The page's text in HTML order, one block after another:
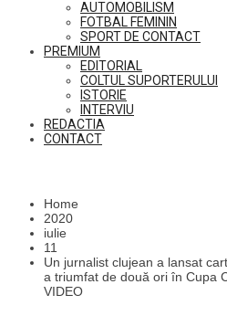
AUTOMOBILISM
FOTBAL FEMININ
SPORT DE CONTACT
PREMIUM
EDITORIAL
COLTUL SUPORTERULUI
ISTORIE
INTERVIU
REDACTIA
CONTACT
Home
2020
iulie
11
Un jurnalist clujean a lansat
a triumfat de două ori în Cupa
VIDEO